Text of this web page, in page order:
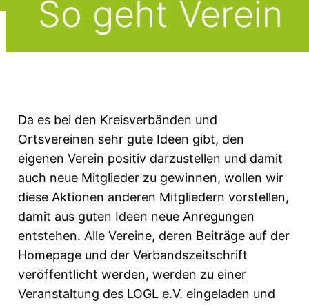
So geht Verein
Da es bei den Kreisverbänden und
Ortsvereinen sehr gute Ideen gibt, den
eigenen Verein positiv darzustellen und damit
auch neue Mitglieder zu gewinnen, wollen wir
diese Aktionen anderen Mitgliedern vorstellen,
damit aus guten Ideen neue Anregungen
entstehen. Alle Vereine, deren Beiträge auf der
Homepage und der Verbandszeitschrift
veröffentlicht werden, werden zu einer
Veranstaltung des LOGL e.V. eingeladen und